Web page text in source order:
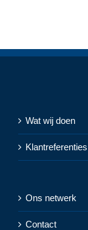
Wat wij doen
Klantreferenties
Ons netwerk
Contact